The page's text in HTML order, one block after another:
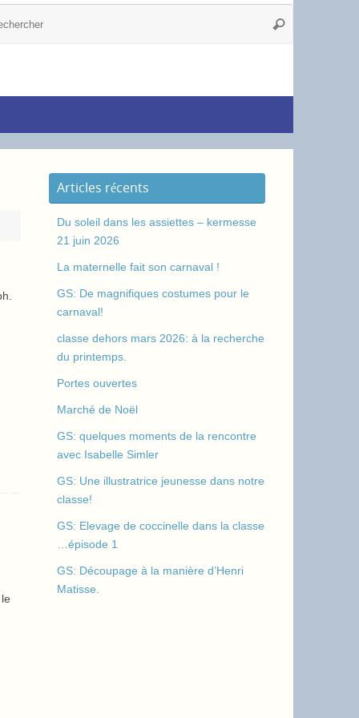
Articles récents
Du soleil dans les assiettes – kermesse
21 juin 2026
La maternelle fait son carnaval !
GS: De magnifiques costumes pour le
carnaval!
classe dehors mars 2026: à la recherche
du printemps.
Portes ouvertes
Marché de Noël
GS: quelques moments de la rencontre
avec Isabelle Simler
GS: Une illustratrice jeunesse dans notre
classe!
GS: Elevage de coccinelle dans la classe
…épisode 1
GS: Découpage à la manière d’Henri
Matisse.